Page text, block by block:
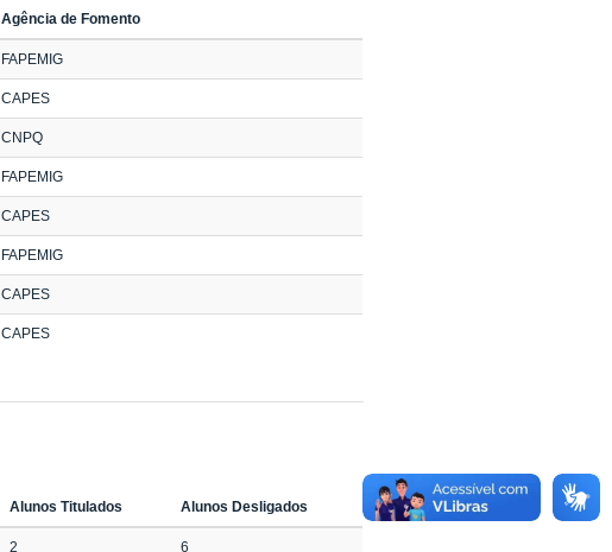
Agência de Fomento
FAPEMIG
CAPES
CNPQ
FAPEMIG
CAPES
FAPEMIG
CAPES
CAPES
Alunos Titulados Alunos Desligados
2 6